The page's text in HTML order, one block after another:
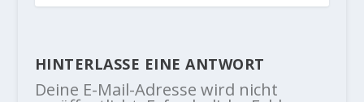
HINTERLASSE EINE ANTWORT
Deine E-Mail-Adresse wird nicht